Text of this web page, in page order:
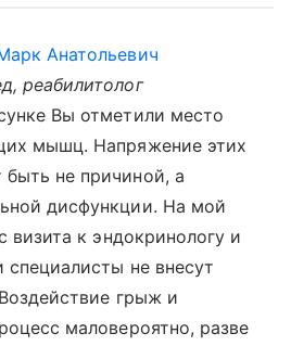
Анатольевич
реабилитолог
Вы отметили место
мышц. Напряжение этих
не причиной, а
дисфункции. На мой
визита к эндокринологу и
специалисты не внесут
грыж и
маловероятно, разве